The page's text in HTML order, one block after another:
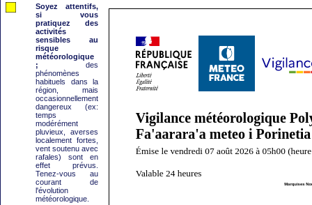
Soyez attentifs,
si vous
pratiquez des
activités
sensibles au
risque
météorologique
; des
phénomènes
habituels dans la
région, mais
occasionnellement
dangereux (ex:
temps
modérément
pluvieux, averses
localement fortes,
vent soutenu avec
rafales) sont en
effet prévus.
Tenez-vous au
courant de
l'évolution
météorologique.